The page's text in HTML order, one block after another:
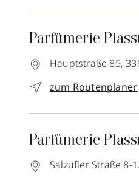
Parfümerie
Hauptstraße 85,
zum Routenplaner
Parfümerie
Salzufler Straße 8-